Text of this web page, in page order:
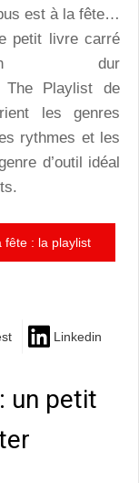
est à la fête…
petit livre carré
dur
The Playlist de
les genres
rythmes et les
d’outil idéal
fête : la playlist
Linkedin
un petit